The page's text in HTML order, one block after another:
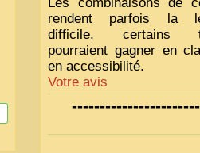
rendent parfois la
difficile, certains
pourraient gagner en
en accessibilité.
Votre avis
Actions mises en place :